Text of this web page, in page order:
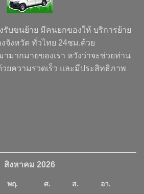
รับขนย้าย มีคนยกของให้ บริการย้าย
จังหวัด ทั่วไทย 24ชม.ด้วย
มากมายของเรา หวังว่าจะช่วยท่าน
ยความรวดเร็ว และมีประสิทธิภาพ
สิงหาคม 2026
พฤ. ศ. ส.
อา.